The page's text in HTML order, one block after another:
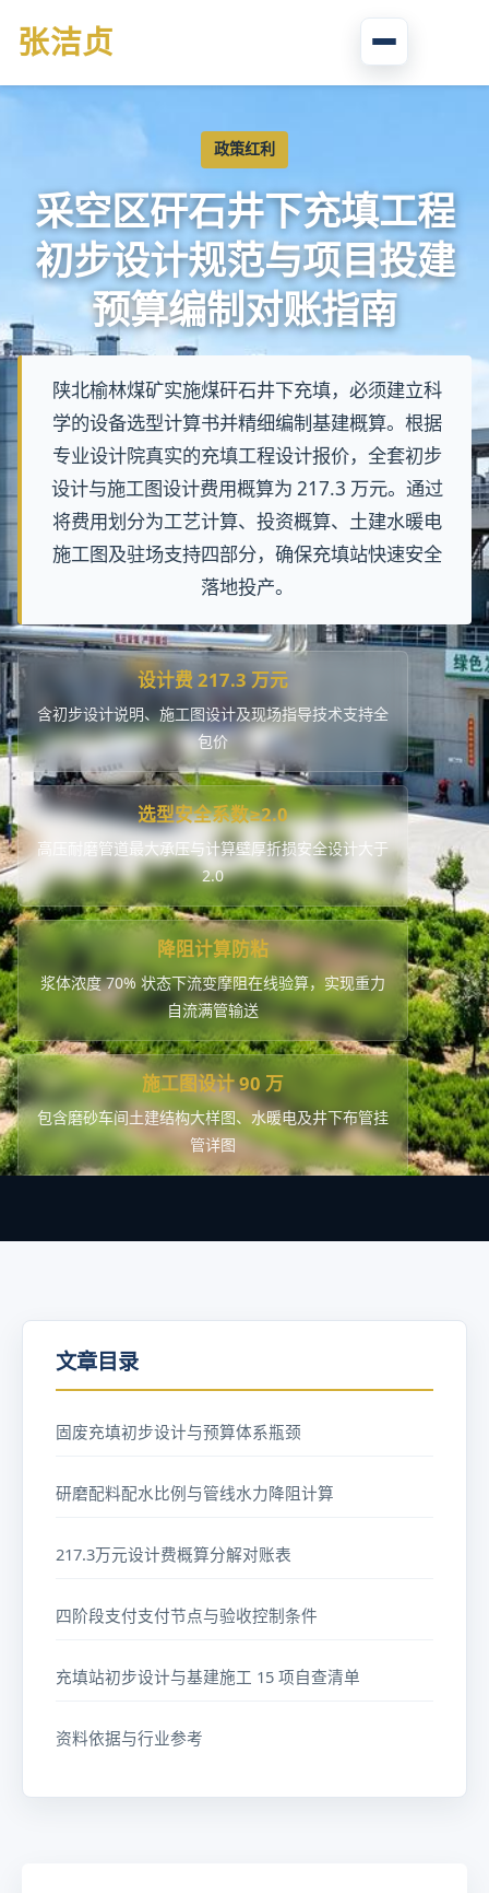
张洁贞
政策红利
采空区矸石井下充填工程
初步设计规范与项目投建
预算编制对账指南
陕北榆林煤矿实施煤矸石井下充填，必须建立科
学的设备选型计算书并精细编制基建概算。根据
专业设计院真实的充填工程设计报价，全套初步
设计与施工图设计费用概算为 217.3 万元。通过
将费用划分为工艺计算、投资概算、土建水暖电
施工图及驻场支持四部分，确保充填站快速安全
落地投产。
设计费 217.3 万元
含初步设计说明、施工图设计及现场指导技术支持全
包价
选型安全系数≥2.0
高压耐磨管道最大承压与计算壁厚折损安全设计大于
2.0
降阻计算防粘
浆体浓度 70% 状态下流变摩阻在线验算，实现重力
自流满管输送
施工图设计 90 万
包含磨砂车间土建结构大样图、水暖电及井下布管挂
管详图
文章目录
固废充填初步设计与预算体系瓶颈
研磨配料配水比例与管线水力降阻计算
217.3万元设计费概算分解对账表
四阶段支付支付节点与验收控制条件
充填站初步设计与基建施工 15 项自查清单
资料依据与行业参考